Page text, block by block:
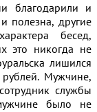
благодарили и
полезна, другие
бесед,
это никогда не
лишился
Мужчине,
службы
было не